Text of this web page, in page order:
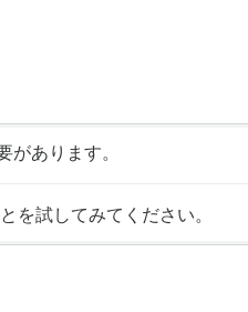
があります。
を試してみてください。